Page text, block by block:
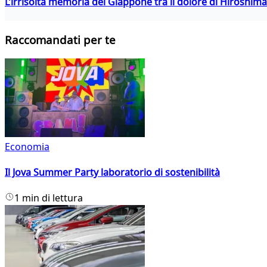
Raccomandati per te
Economia
Il Jova Summer Party laboratorio di sostenibilità
1 min di lettura